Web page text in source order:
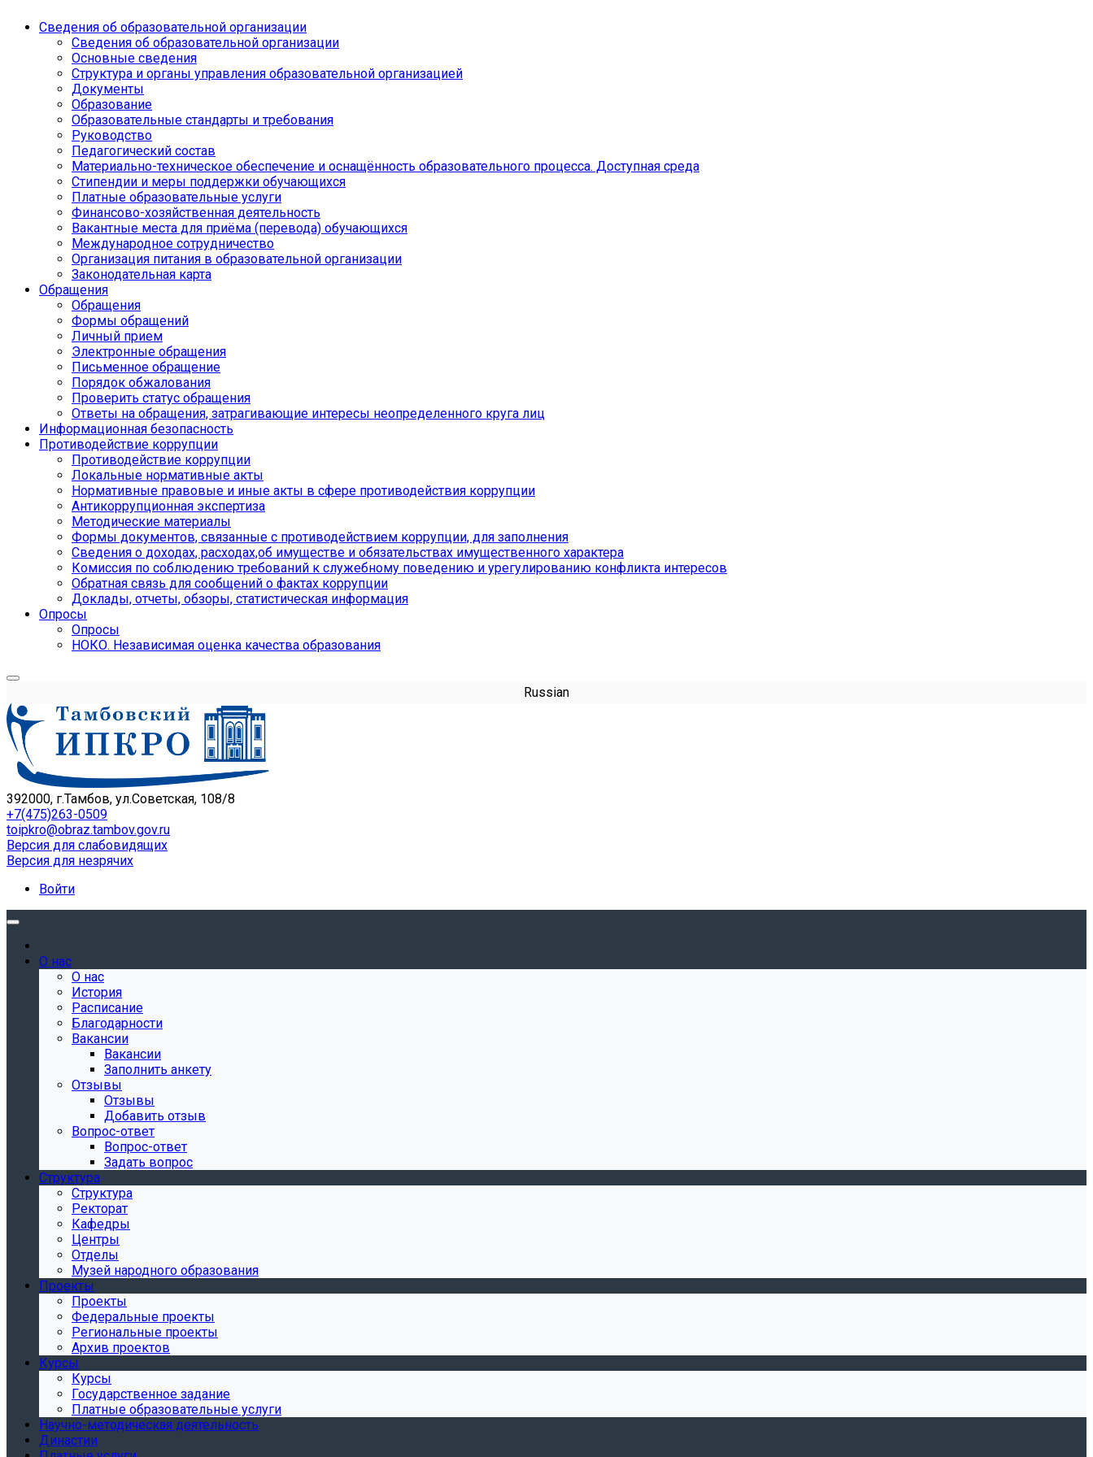
Сведения об образовательной организации
Сведения об образовательной организации
Основные сведения
Структура и органы управления образовательной организацией
Документы
Образование
Образовательные стандарты и требования
Руководство
Педагогический состав
Материально-техническое обеспечение и оснащённость образовательного процесса. Доступная среда
Стипендии и меры поддержки обучающихся
Платные образовательные услуги
Финансово-хозяйственная деятельность
Вакантные места для приёма (перевода) обучающихся
Международное сотрудничество
Организация питания в образовательной организации
Законодательная карта
Обращения
Обращения
Формы обращений
Личный прием
Электронные обращения
Письменное обращение
Порядок обжалования
Проверить статус обращения
Ответы на обращения, затрагивающие интересы неопределенного круга лиц
Информационная безопасность
Противодействие коррупции
Противодействие коррупции
Локальные нормативные акты
Нормативные правовые и иные акты в сфере противодействия коррупции
Антикоррупционная экспертиза
Методические материалы
Формы документов, связанные с противодействием коррупции, для заполнения
Сведения о доходах, расходах,об имуществе и обязательствах имущественного характера
Комиссия по соблюдению требований к служебному поведению и урегулированию конфликта интересов
Обратная связь для сообщений о фактах коррупции
Доклады, отчеты, обзоры, статистическая информация
Опросы
Опросы
НОКО. Независимая оценка качества образования
Russian
392000, г.Тамбов, ул.Советская, 108/8
+7(475)263-0509
toipkro@obraz.tambov.gov.ru
Версия для слабовидящих
Версия для незрячих
Войти
О нас
О нас
История
Расписание
Благодарности
Вакансии
Вакансии
Заполнить анкету
Отзывы
Отзывы
Добавить отзыв
Вопрос-ответ
Вопрос-ответ
Задать вопрос
Структура
Структура
Ректорат
Кафедры
Центры
Отделы
Музей народного образования
Проекты
Проекты
Федеральные проекты
Региональные проекты
Архив проектов
Курсы
Курсы
Государственное задание
Платные образовательные услуги
Научно-методическая деятельность
Династии